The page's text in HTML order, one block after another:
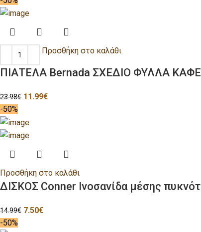
Προσθήκη στο καλάθι
ΠΙΑΤΕΛΑ Bernada ΣΧΕΔΙΟ ΦΥΛΛΑ
23.98€ 11.99€
-50%
Προσθήκη στο καλάθι
ΔΙΣΚΟΣ Conner Ινοσανίδα μέσης
14.99€ 7.50€
-50%